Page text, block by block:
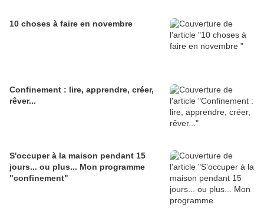
10 choses à faire en novembre
Confinement : lire, apprendre, créer,
rêver...
S'occuper à la maison pendant 15
jours... ou plus... Mon programme
"confinement"